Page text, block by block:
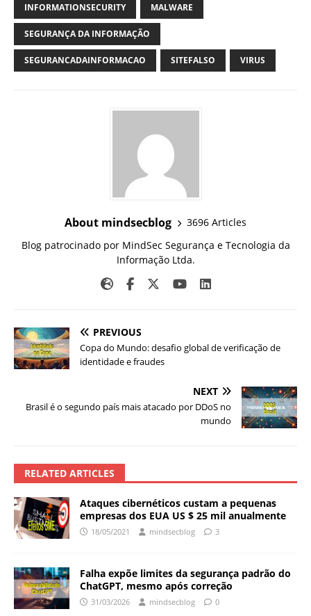
INFORMATIONSECURITY MALWARE
SEGURANÇA DA INFORMAÇÃO
SEGURANCADAINFORMACAO SITEFALSO VIRUS
About mindsecblog
3696 Articles
Blog patrocinado por MindSec Segurança e Tecnologia da
Informação Ltda.
PREVIOUS
Copa do Mundo: desafio global de verificação de
identidade e fraudes
NEXT
Brasil é o segundo país mais atacado por DDoS no
mundo
RELATED ARTICLES
Ataques cibernéticos custam a pequenas
empresas dos EUA US $ 25 mil anualmente
18/05/2021 mindsecblog 3
Falha expõe limites da segurança padrão do
ChatGPT, mesmo após correção
31/03/2026 mindsecblog 0